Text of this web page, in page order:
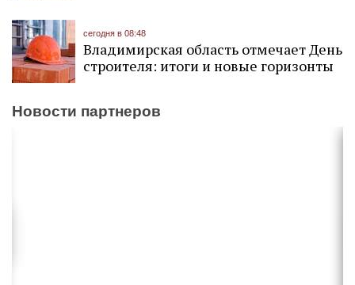
сегодня в 08:48
Владимирская область отмечает День
строителя: итоги и новые горизонты
Новости партнеров